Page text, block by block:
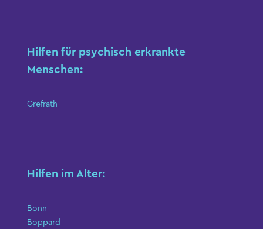
Hilfen für psychisch erkrankte
Menschen:
Grefrath
Hilfen im Alter:
Bonn
Boppard